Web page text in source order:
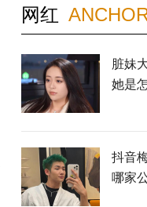
网红
脏妹
她是
抖音
哪家